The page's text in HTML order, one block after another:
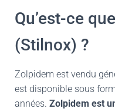
Qu’est-ce
(Stilnox) ?
Zolpidem est vendu
est disponible sous
années. Zolpidem est